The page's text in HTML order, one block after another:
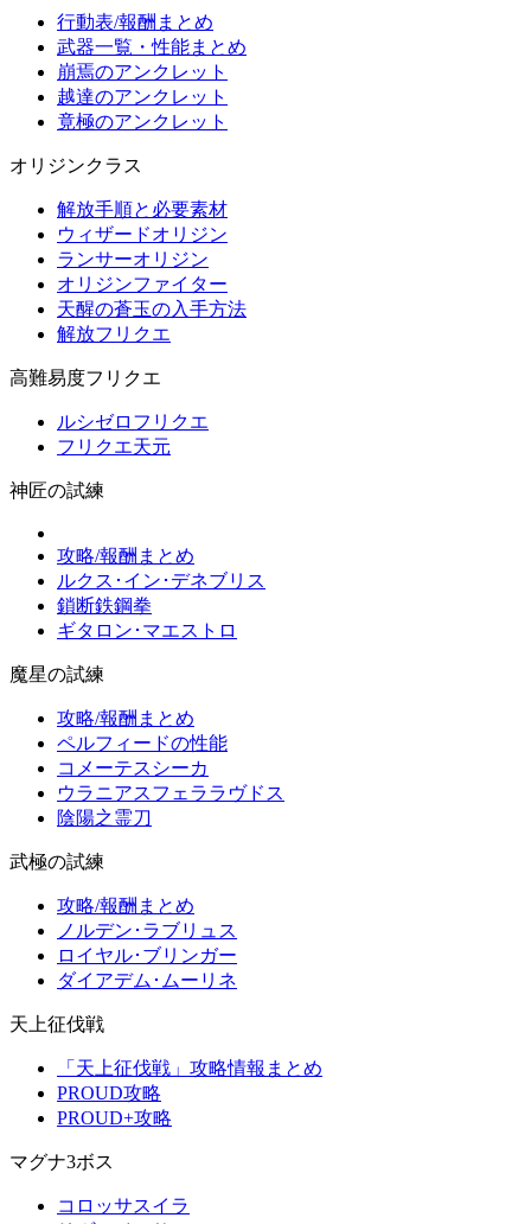
行動表/報酬まとめ
武器一覧・性能まとめ
崩焉のアンクレット
越達のアンクレット
竟極のアンクレット
オリジンクラス
解放手順と必要素材
ウィザードオリジン
ランサーオリジン
オリジンファイター
天醒の蒼玉の入手方法
解放フリクエ
高難易度フリクエ
ルシゼロフリクエ
フリクエ天元
神匠の試練
攻略/報酬まとめ
ルクス･イン･デネブリス
鎖断鉄鋼拳
ギタロン･マエストロ
魔星の試練
攻略/報酬まとめ
ペルフィードの性能
コメーテスシーカ
ウラニアスフェララヴドス
陰陽之霊刀
武極の試練
攻略/報酬まとめ
ノルデン･ラブリュス
ロイヤル･ブリンガー
ダイアデム･ムーリネ
天上征伐戦
「天上征伐戦」攻略情報まとめ
PROUD攻略
PROUD+攻略
マグナ3ボス
コロッサスイラ